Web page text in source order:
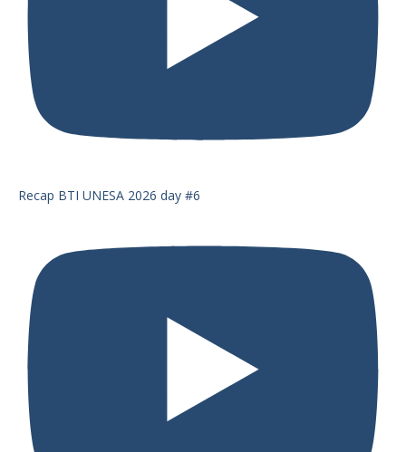
Recap BTI UNESA 2026 day #6